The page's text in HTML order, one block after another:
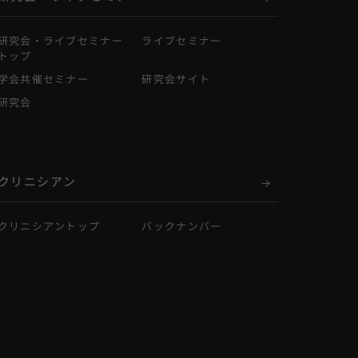
究会・ライブセミナー
トップ
ライブセミナー
会共催セミナー
研究会サイト
究会
クリニシアン
クリニシアントップ バックナンバー